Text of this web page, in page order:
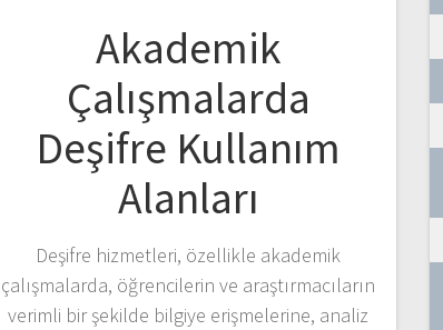
Akademik
Çalışmalarda
Deşifre Kullanım
Alanları
Deşifre hizmetleri, özellikle akademik
çalışmalarda, öğrencilerin ve araştırmacıların
verimli bir şekilde bilgiye erişmelerine, analiz